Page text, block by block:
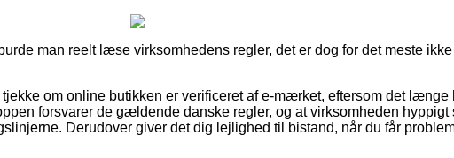
man reelt læse virksomhedens regler, det er dog for det meste ikke
om online butikken er verificeret af e-mærket, eftersom det længe
forsvarer de gældende danske regler, og at virksomheden hyppigt
Derudover giver det dig lejlighed til bistand, når du får